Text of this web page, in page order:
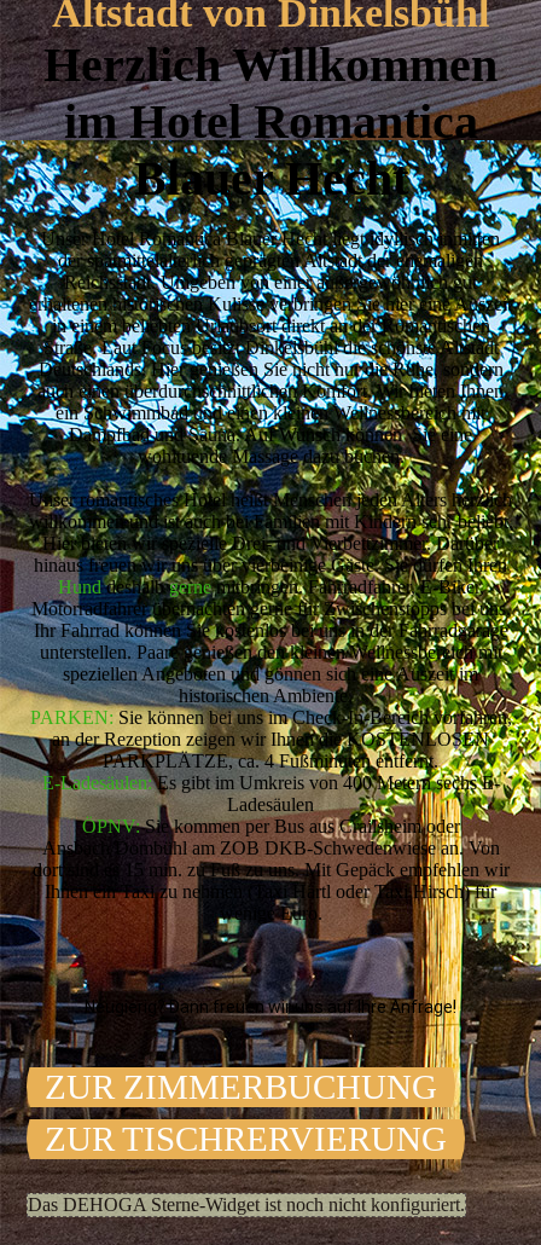
Altstadt von Dinkels­bühl
Herzlich Willkommen
im Hotel Romantica
Blauer Hecht
Unser Hotel Romantica Blauer Hecht liegt idyllisch inmitten
der spätmittelalterlich geprägten Altstadt der ehemaligen
Reichsstadt. Umgeben von einer außergewöhnlich gut
erhaltenen historischen Kulisse verbringen Sie hier eine Auszeit
in einem beliebten Urlaubsort direkt an der Romantischen
Straße. Laut Focus besitzt Dinkelsbühl die schönste Altstadt
Deutschlands. Hier genießen Sie nicht nur die Ruhe, sondern
auch einen überdurchschnittlichen Komfort. Wir bieten Ihnen
ein Schwimmbad und einen kleinen Wellnessbereich mit
Dampfbad und Sauna. Auf Wunsch können Sie eine
wohltuende Massage dazu buchen.
Unser romantisches Hotel heißt Menschen jeden Alters herzlich
willkommen und ist auch bei Familien mit Kindern sehr beliebt.
Hier bieten wir spezielle Drei- und Vierbettzimmer. Darüber
hinaus freuen wir uns über vierbeinige Gäste. Sie dürfen Ihren
Hunddeshalbgernemitbringen. Fahrradfahrer, E-Biker,
Motorradfahrer übernachten gerne für Zwischenstopps bei uns.
Ihr Fahrrad können Sie kostenlos bei uns in der Fahrradgarage
unterstellen. Paare genießen den kleinen Wellnessbereich mit
speziellen Angeboten und gönnen sich eine Auszeit im
historischen Ambiente.
PARKEN: Sie können bei uns im Check-In-Bereich vorfahren,
an der Rezeption zeigen wir Ihnen die KOSTENLOSEN
PARKPLÄTZE, ca. 4 Fußminuten entfernt.
E-Ladesäulen:Es gibt im Umkreis von 400 Metern sechs E-
Ladesäulen
ÖPNV:Sie kommen per Bus aus Crailsheim oder
Ansbach/Dombühl am ZOB DKB-Schwedenwiese an. Von
dort sind es 15 min. zu Fuß zu uns. Mit Gepäck empfehlen wir
Ihnen ein Taxi zu nehmen (Taxi Härtl oder Taxi Hirsch) für
wenige Euro.
Neugierig? Dann freuen wir uns auf Ihre Anfrage!
ZUR ZIMMER­BUCHUNG
ZUR TISCHRERVIERUNG
Das DEHOGA Sterne-Widget ist noch nicht konfiguriert.